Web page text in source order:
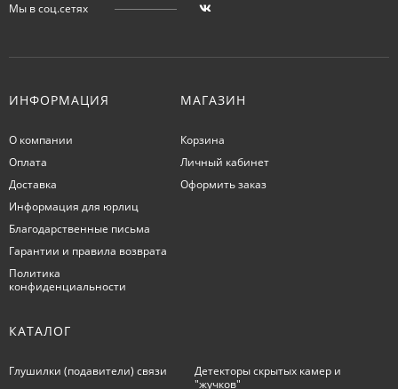
Мы в соц.сетях
ИНФОРМАЦИЯ
О компании
Оплата
Доставка
Информация для юрлиц
Благодарственные письма
Гарантии и правила возврата
Политика
конфиденциальности
МАГАЗИН
Корзина
Личный кабинет
Оформить заказ
КАТАЛОГ
Глушилки (подавители) связи
Детекторы скрытых камер и
"жучков"